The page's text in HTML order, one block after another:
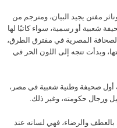
مفتن يجيد البيان، ومترجم من
شعبية أو رسمية، سواء كاتبًا لها
المصرية في مفترق الطرق،
وبدأت تتجه إلى اللون الحر في
أول صحيفة وطنية شعبية في مصر،
ورجال حكومته، وغير ذلك.
والرضاء، فهي لسانه عند